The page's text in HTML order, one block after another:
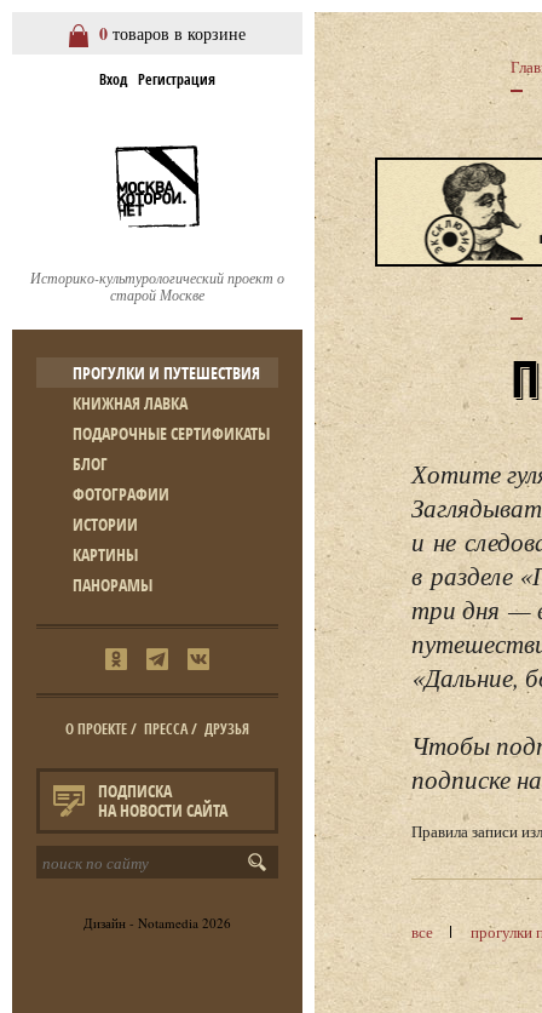
0 товаров в корзине
Вход Регистрация
Историко-культурологический проект о
старой Москве
ПРОГУЛКИ И ПУТЕШЕСТВИЯ
КНИЖНАЯ ЛАВКА
ПОДАРОЧНЫЕ СЕРТИФИКАТЫ
БЛОГ
ФОТОГРАФИИ
ИСТОРИИ
КАРТИНЫ
ПАНОРАМЫ
О ПРОЕКТЕ/ ПРЕССА/ ДРУЗЬЯ
ПОДПИСКА
НА НОВОСТИ САЙТА
Дизайн - Notamedia 2026
Хотите
и не
в разделе
три дня —
«Дальние,
Чтобы
подписке
Правила записи
все прогулки